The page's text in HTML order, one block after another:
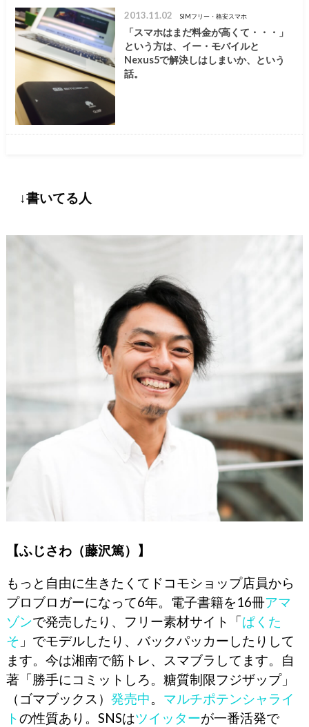
2013.11.02 SIMフリー・格安スマホ
「スマホはまだ料金が高くて・・・」
という方は、イー・モバイルと
Nexus5で解決しはしまいか、という
話。
↓書いてる人
【ふじさわ（藤沢篤）】
もっと自由に生きたくてドコモショップ店員から
プロブロガーになって6年。電子書籍を16冊アマ
ゾンで発売したり、フリー素材サイト「ぱくた
そ 」でモデルしたり、バックパッカーしたりして
ます。今は湘南で筋トレ、スマブラしてます。自
著「勝手にコミットしろ。糖質制限フジザップ」
（ゴマブックス） 発売中。 マルチポテンシャライ
トの性質あり。SNSはツイッターが一番活発で